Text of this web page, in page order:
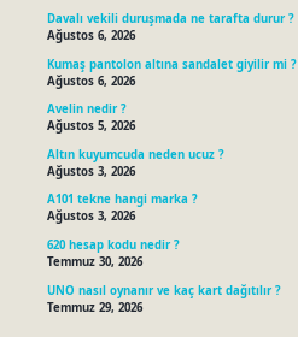
Davalı vekili duruşmada ne tarafta durur ?
Ağustos 6, 2026
Kumaş pantolon altına sandalet giyilir mi ?
Ağustos 6, 2026
Avelin nedir ?
Ağustos 5, 2026
Altın kuyumcuda neden ucuz ?
Ağustos 3, 2026
A101 tekne hangi marka ?
Ağustos 3, 2026
620 hesap kodu nedir ?
Temmuz 30, 2026
UNO nasıl oynanır ve kaç kart dağıtılır ?
Temmuz 29, 2026